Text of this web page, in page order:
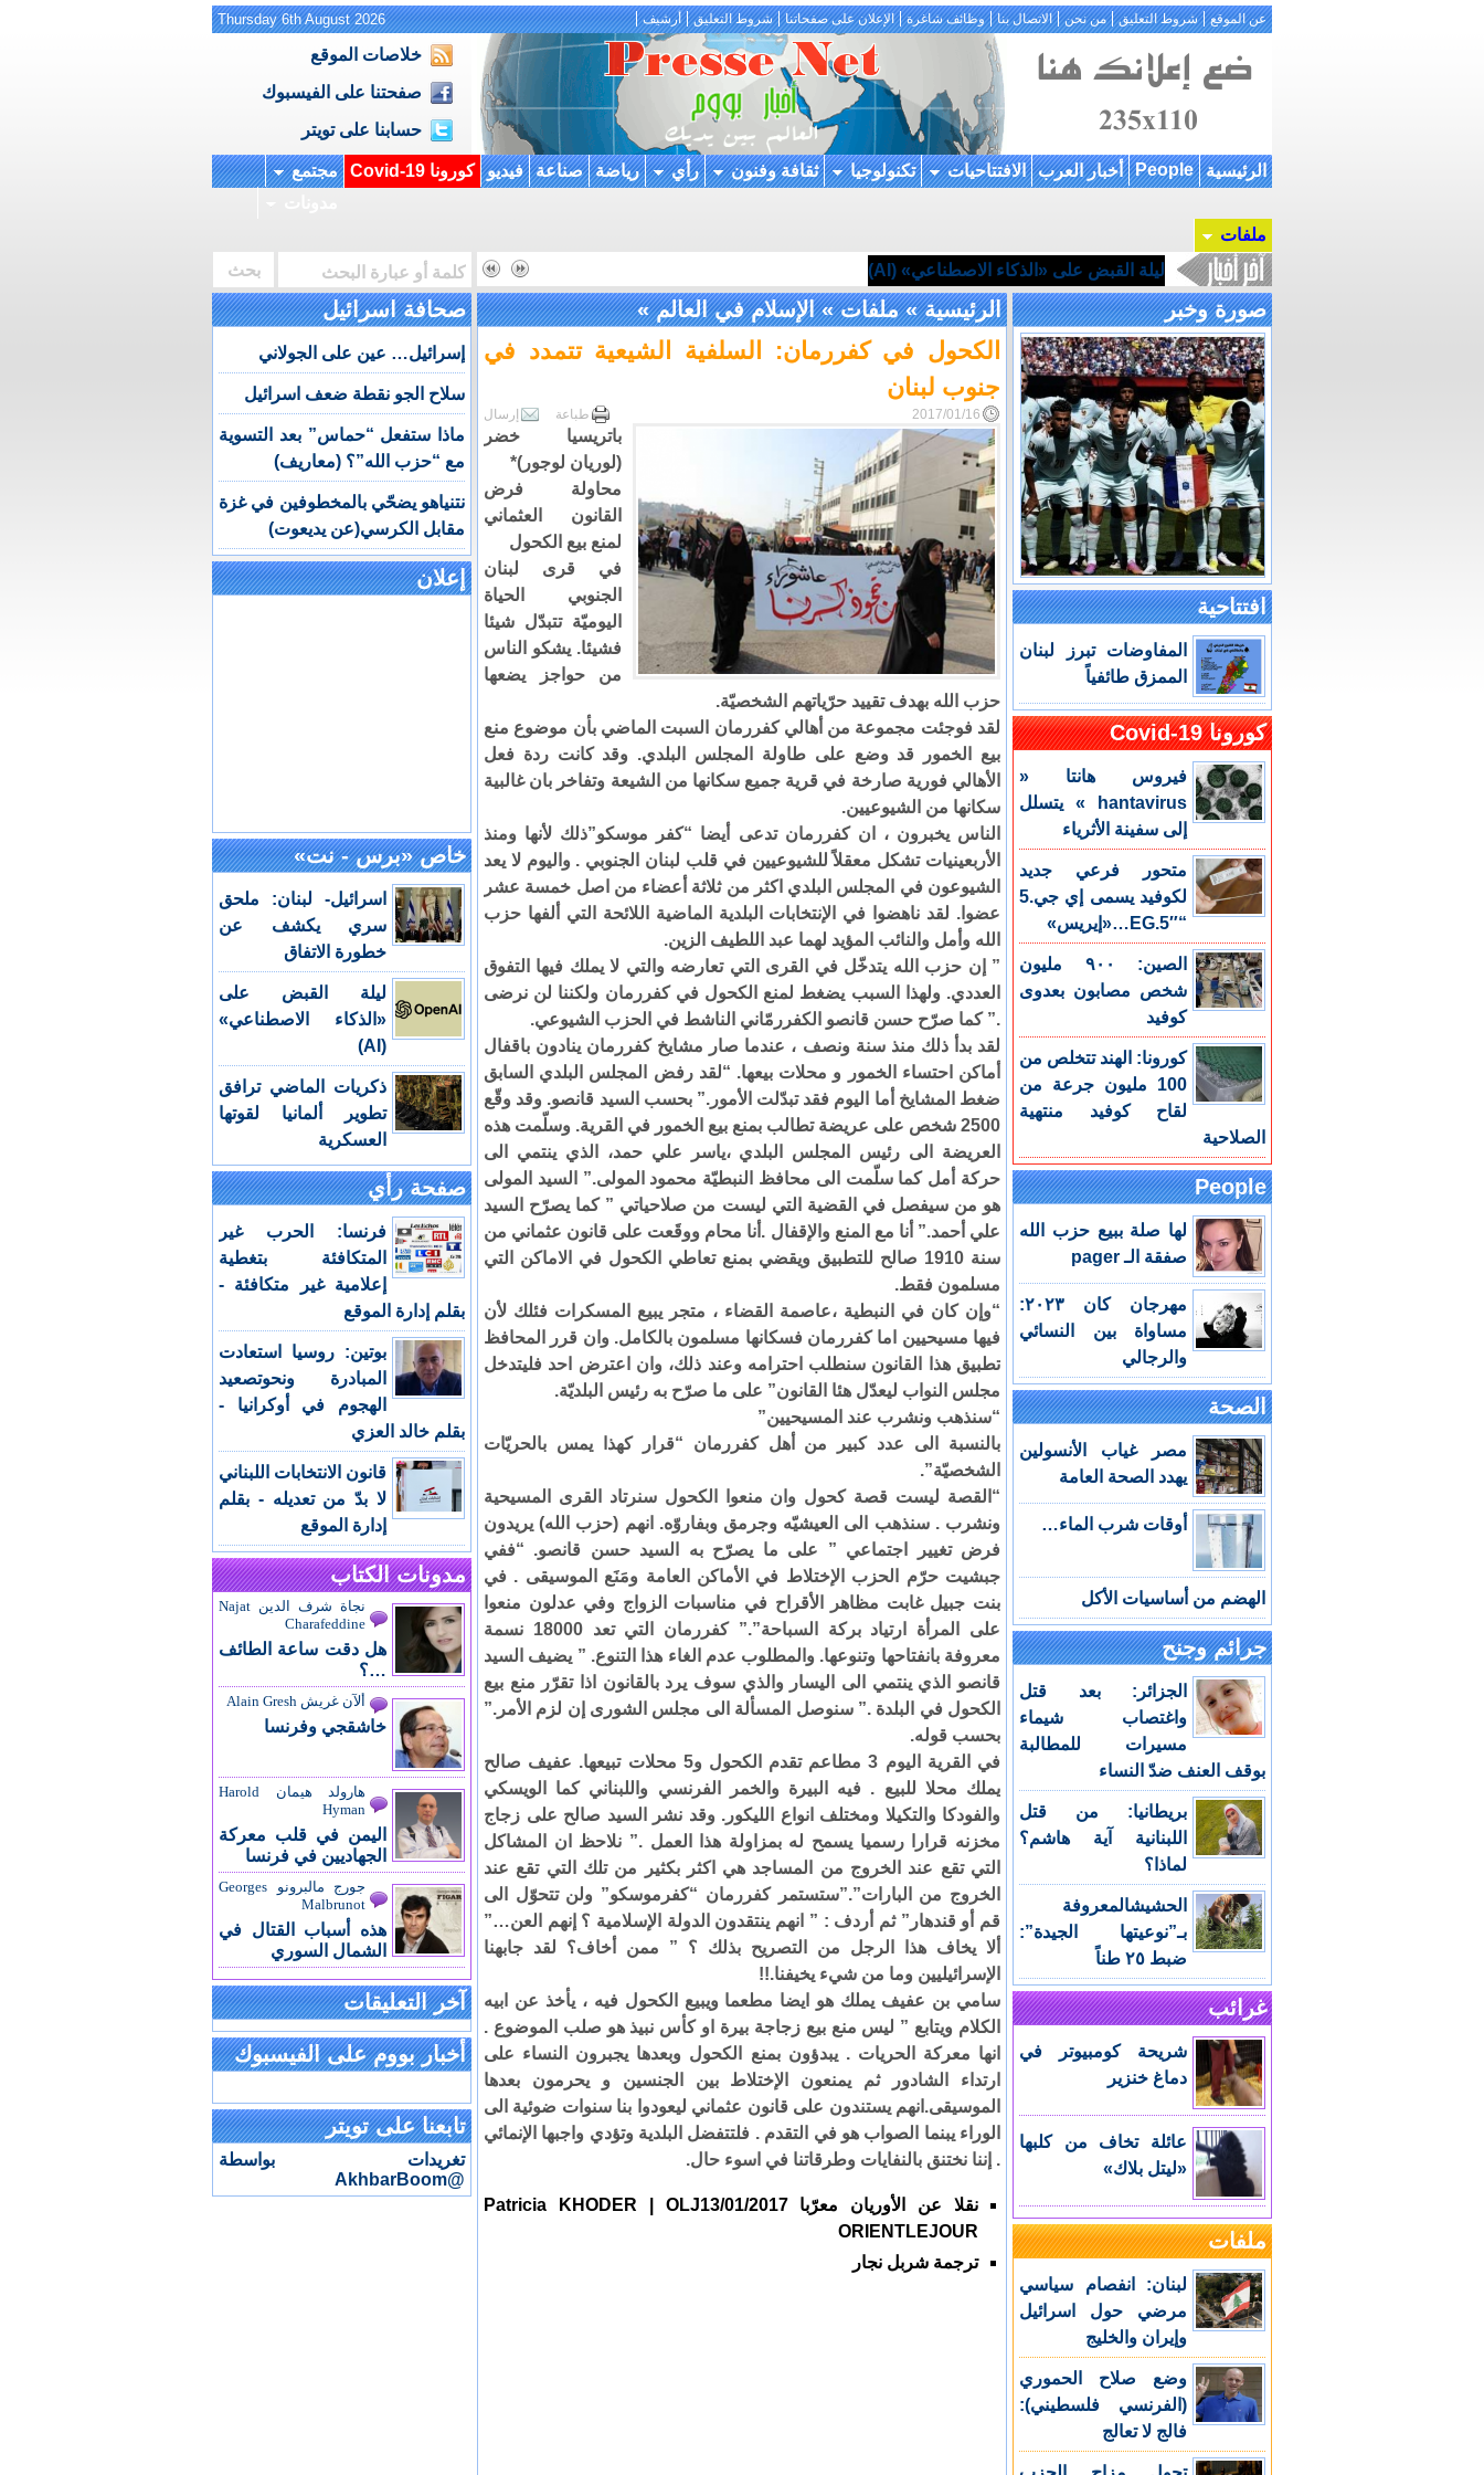
عن الموقع شروط التعليق من نحن الاتصال بنا وظائف شاغرة الإعلان على صفحاتنا شروط التعليق أرشيف Thursday 6th August 2026
خلاصات الموقع
صفحتنا على الفيسبوك
حسابنا على تويتر
الرئيسية People أخبار العرب الافتتاحيات تكنولوجيا ثقافة وفنون رأي رياضة صناعة فيديو كورونا Covid-19
مجتمع
ملفات
ليلة القبض على «الذكاء الاصطناعي» (AI)
صورة وخبر
افتتاحية
المفاوضات تبرز لبنان
الممزق طائفياً
كورونا Covid-19
فيروس هانتا «
hantavirus » يتسلل
إلى سفينة الأثرياء
متحور فرعي جديد
لكوفيد يسمى إي جي.5
“EG.5″…«إيريس»
الصين: ٩٠٠ مليون
شخص مصابون بعدوى
كوفيد
كورونا: الهند تتخلص من
100 مليون جرعة من
لقاح كوفيد منتهية
الصلاحية
People
لها صلة ببيع حزب الله
صفقة الـ pager
مهرجان كان ٢٠٢٣:
مساواة بين النسائي
والرجالي
الصحة
مصر غياب الأنسولين
يهدد الصحة العامة
أوقات شرب الماء…
الهضم من أساسيات الأكل
جرائم وجنح
الجزائر: بعد قتل
واغتصاب شيماء
مسيرات للمطالبة
بوقف العنف ضدّ النساء
بريطانيا: من قتل
اللبنانية آية هاشم؟
لماذا؟
الحشيشالمعروفة
بـ”نوعيتها الجيدة”:
ضبط ٢٥ طناً
غرائب
شريحة كومبيوتر في
دماغ خنزير
عائلة تخاف من كلبها
«ليتل بلاك»
ملفات
لبنان: انفصام سياسي
مرضي حول اسرائيل
وإيران والخليج
وضع صلاح الحموري
(الفرنسي فلسطيني):
فالج لا تعالج
الرئيسية»ملفات»الإسلام في العالم»
الكحول في كفررمان: السلفية الشيعية تتمدد في
جنوب لبنان
2017/01/16 إرسال طباعة
باتريسيا خضر
(لوريان لوجور)*
محاولة فرض
القانون العثماني
لمنع بيع الكحول
في قرى لبنان
الجنوبي الحياة
اليوميّة تتبدّل شيئا
فشيئا. يشكو الناس
من حواجز يضعها
حزب الله بهدف تقييد حرّياتهم الشخصيّة.
لقد فوجئت مجموعة من أهالي كفررمان السبت الماضي بأن موضوع منع
بيع الخمور قد وضع على طاولة المجلس البلدي. وقد كانت ردة فعل
الأهالي فورية صارخة في قرية جميع سكانها من الشيعة وتفاخر بان غالبية
سكانها من الشيوعيين.
الناس يخبرون ، ان كفررمان تدعى أيضا “كفر موسكو”ذلك لأنها ومنذ
الأربعينيات تشكل معقلاً للشيوعيين في قلب لبنان الجنوبي . واليوم لا يعد
الشيوعون في المجلس البلدي اكثر من ثلاثة أعضاء من اصل خمسة عشر
عضوا. لقد ناهضوا في الإنتخابات البلدية الماضية اللائحة التي ألفها حزب
الله وأمل والنائب المؤيد لهما عبد اللطيف الزين.
” إن حزب الله يتدخّل في القرى التي تعارضه والتي لا يملك فيها التفوق
العددي. ولهذا السبب يضغط لمنع الكحول في كفررمان ولكننا لن نرضى
.” كما صرّح حسن قانصو الكفررمّاني الناشط في الحزب الشيوعي.
لقد بدأ ذلك منذ سنة ونصف ، عندما صار مشايخ كفررمان ينادون باقفال
أماكن احتساء الخمور و محلات بيعها. “لقد رفض المجلس البلدي السابق
ضغط المشايخ أما اليوم فقد تبدّلت الأمور.” بحسب السيد قانصو. وقد وقّع
2500 شخص على عريضة تطالب بمنع بيع الخمور في القرية. وسلّمت هذه
العريضة الى رئيس المجلس البلدي ،ياسر علي حمد، الذي ينتمي الى
حركة أمل كما سلّمت الى محافظ النبطيّة محمود المولى. ” السيد المولى
هو من سيفصل في القضية التي ليست من صلاحياتي ” كما يصرّح السيد
علي أحمد.” أنا مع المنع والإقفال .أنا محام ووقَعت على قانون عثماني من
سنة 1910 صالح للتطبيق ويقضي بمنع تعاطي الكحول في الاماكن التي
مسلمون فقط.
“وإن كان في النبطية ،عاصمة القضاء ، متجر يبيع المسكرات فئلك لأن
فيها مسيحيين اما كفررمان فسكانها مسلمون بالكامل. وان قرر المحافظ
تطبيق هذا القانون سنطلب احترامه وعند ذلك، وان اعترض احد فليتدخل
مجلس النواب ليعدّل هئا القانون” على ما صرّح به رئيس البلديّة.
“سنذهب ونشرب عند المسيحيين”
بالنسبة الى عدد كبير من أهل كفررمان “قرار كهذا يمس بالحريّات
الشخصيّة”.
“القصة ليست قصة كحول وان منعوا الكحول سنرتاد القرى المسيحية
ونشرب . سنذهب الى العيشيّه وجرمق وبفاروّه. انهم (حزب الله) يريدون
فرض تغيير اجتماعي ” على ما يصرّح به السيد حسن قانصو. “ففي
جبشيت حرّم الحزب الإختلاط في الأماكن العامة ومَنَع الموسيقى . في
بنت جبيل غابت مظاهر الأقراح في مناسبات الزواج وفي عدلون منعوا
على المرأة ارتياد بركة السباحة”.” كفررمان التي تعد 18000 نسمة
معروفة بانفتاحها وتنوعها. والمطلوب عدم الغاء هذا التنوع. ” يضيف السيد
قانصو الذي ينتمي الى اليسار والذي سوف يرد بالقانون اذا تقرّر منع بيع
الكحول في البلدة .” سنوصل المسألة الى مجلس الشورى إن لزم الأمر.”
بحسب قوله.
في القرية اليوم 3 مطاعم تقدم الكحول و5 محلات تبيعها. عفيف صالح
يملك محلا للبيع . فيه البيرة والخمر الفرنسي واللبناني كما الويسكي
والفودكا والتكيلا ومختلف انواع الليكور. وقد نشر السيد صالح على زجاج
مخزنه قرارا رسميا يسمح له بمزاولة هذا العمل .” نلاحظ ان المشاكل
التي تقع عند الخروج من المساجد هي اكثر بكثير من تلك التي تقع عند
الخروج من البارات”.”ستستمر كفررمان “كفرموسكو” ولن تتحوّل الى
قم أو قندهار” ثم أردف : ” انهم ينتقدون الدولة الإسلامية ؟ إنهم العن…”
ألا يخاف هذا الرجل من التصريح بذلك ؟ ” ممن أخاف؟ لقد جابهنا
الإسرائيليين وما من شيء يخيفنا.!!
سامي بن عفيف يملك هو ايضا مطعما ويبيع الكحول فيه ، يأخذ عن ابيه
الكلام ويتابع ” ليس منع بيع زجاجة بيرة او كأس نبيذ هو صلب الموضوع .
انها معركة الحريات . يبدؤون بمنع الكحول وبعدها يجبرون النساء على
ارتداء الشادور ثم يمنعون الإختلاط بين الجنسين و يحرمون بعدها
الموسيقى.انهم يستندون على قانون عثماني ليعودوا بنا سنوات ضوئية الى
الوراء يبنما الصواب هو في التقدم . فلتتفضل البلدية وتؤدي واجبها الإنمائي
. إننا نختنق بالنفايات وطرقاتنا في اسوء حال.
نقلا عن الأوريان معرّبا Patricia KHODER | OLJ 13/01/2017
ORIENTLEJOUR
ترجمة شربل نجار
صحافة اسرائيل
إسرائيل… عين على الجولاني
سلاح الجو نقطة ضعف اسرائيل
ماذا ستفعل “حماس” بعد التسوية
مع “حزب الله”؟ (معاريف)
نتنياهو يضحّي بالمخطوفين في غزة
مقابل الكرسي(عن يديعوت)
إعلان
خاص «برس - نت»
اسرائيل- لبنان: ملحق
سري يكشف عن
خطورة الاتفاق
ليلة القبض على
«الذكاء الاصطناعي»
(AI)
ذكريات الماضي ترافق
تطوير ألمانيا لقوتها
العسكرية
صفحة رأي
فرنسا: الحرب غير
المتكافئة بتغطية
إعلامية غير متكافئة -
بقلم إدارة الموقع
بوتين: روسيا استعادت
المبادرة ونحوتصعيد
الهجوم في أوكرانيا -
بقلم خالد العزي
قانون الانتخابات اللبناني
لا بدّ من تعديله - بقلم
إدارة الموقع
مدونات الكتاب
نجاة شرف الدين Najat
Charafeddine
هل دقت ساعة الطائف
…؟
ألآن غريش Alain Gresh
خاشقجي وفرنسا
هارولد هيمان Harold
Hyman
اليمن في قلب معركة
الجهاديين في فرنسا
جورج مالبرونو Georges
Malbrunot
هذه أسباب القتال في
الشمال السوري
آخر التعليقات
أخبار بووم على الفيسبوك
تابعنا على تويتر
تغريدات بواسطة
@AkhbarBoom